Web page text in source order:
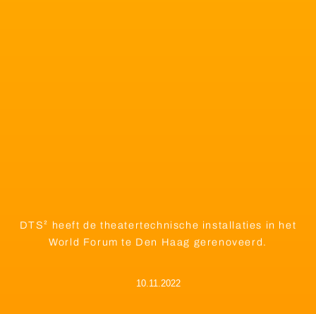
DTS² heeft de theatertechnische installaties in het
World Forum te Den Haag gerenoveerd.
10.11.2022